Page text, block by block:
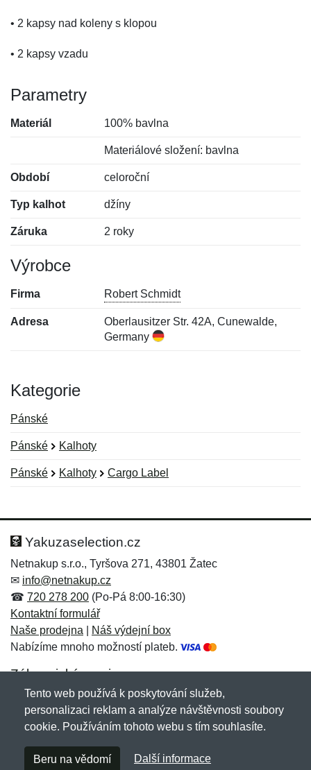
• 2 kapsy nad koleny s klopou
• 2 kapsy vzadu
Parametry
Materiál 100% bavlna
Materiálové složení: bavlna
Období celoroční
Typ kalhot džíny
Záruka 2 roky
Výrobce
Firma Robert Schmidt
Adresa
Oberlausitzer Str. 42A, Cunewalde,
Germany
Kategorie
Pánské
Pánské Kalhoty
Pánské Kalhoty Cargo Label
Hodnocení:
Jméno: *
Zpráva*
Jméno:
E-mail:*
Yakuzaselection.cz
Netnakup s.r.o., Tyršova 271, 43801 Žatec
✉ info@netnakup.cz
☎ 720 278 200 (Po-Pá 8:00-16:30)
Kontaktní formulář
Naše prodejna
Náš výdejní box
Nabízíme mnoho možností plateb.
Zákaznický servis
Novinky emailem
Copyright © 2007-2026 (19 let s vámi)Netnakup.cz
Tento web používá k poskytování služeb,
personalizaci reklam a analýze návštěvnosti soubory
cookie. Používáním tohoto webu s tím souhlasíte.
Beru na vědomí Další informace